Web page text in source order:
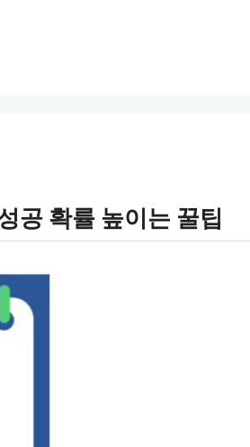
공 확률 높이는 꿀팁